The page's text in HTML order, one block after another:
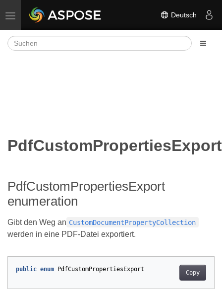
Navigation umschalten Deutsch
PdfCustomPropertiesExport
PdfCustomPropertiesExport
enumeration
Gibt den Weg an CustomDocumentPropertyCollection
werden in eine PDF-Datei exportiert.
Copy
public enum PdfCustomPropertiesExport